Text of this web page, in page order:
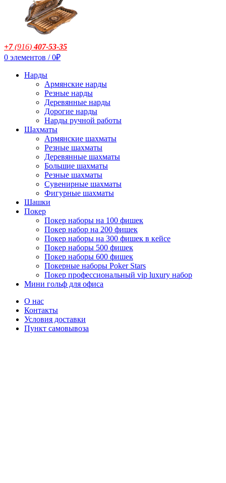
+7(916)407-53-35
0 элементов / 0₽
Нарды
Армянские нарды
Резные нарды
Деревянные нарды
Дорогие нарды
Нарды ручной работы
Шахматы
Армянские шахматы
Резные шахматы
Деревянные шахматы
Большие шахматы
Резные шахматы
Сувенирные шахматы
Фигурные шахматы
Шашки
Покер
Покер наборы на 100 фишек
Покер набор на 200 фишек
Покер наборы на 300 фишек в кейсе
Покер наборы 500 фишек
Покер наборы 600 фишек
Покерные наборы Poker Stars
Покер профессиональный vip luxury набор
Мини гольф для офиса
О нас
Контакты
Условия доставки
Пункт самовывоза